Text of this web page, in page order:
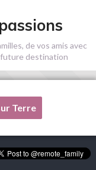
de vos amis avec
future destination
vous plaît, aidez-
Terre